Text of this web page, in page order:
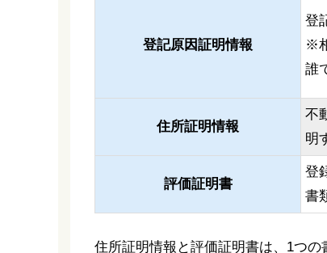
登記原因証明情報
登
※
誰
住所証明情報
不
明
評価証明書
登
書
住所証明情報と評価証明書は、1つ